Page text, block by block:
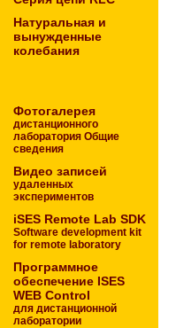
Натуральная и
вынужденные
колебания
Фотогалерея
дистанционного
лаборатория Общие
сведения
Видео записей
удаленных
экспериментов
iSES Remote Lab SDK
Software development kit
for remote laboratory
Программное
обеспечение ISES
WEB Control
для дистанционной
лаборатории